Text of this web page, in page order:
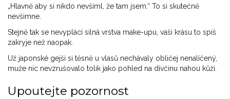
„Hlavně aby si nikdo nevšiml, že tam jsem.“ To si skutečně
nevšimne.
Stejně tak se nevyplácí silná vrstva make-upu, vaši krásu to spíš
zakryje než naopak.
Už japonské gejši si těsně u vlasů nechávaly obličej nenalíčený,
muže nic nevzrušovalo tolik jako pohled na dívčinu nahou kůži.
Upoutejte pozornost